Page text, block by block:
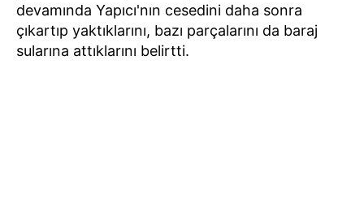
devamında Yapıcı'nın cesedini daha sonra
çıkartıp yaktıklarını, bazı parçalarını da baraj
sularına attıklarını belirtti.